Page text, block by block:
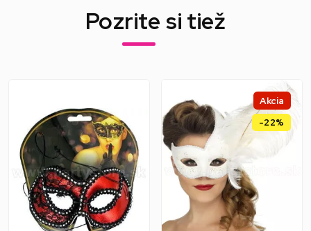
Pozrite si tiež
Akcia
-22%